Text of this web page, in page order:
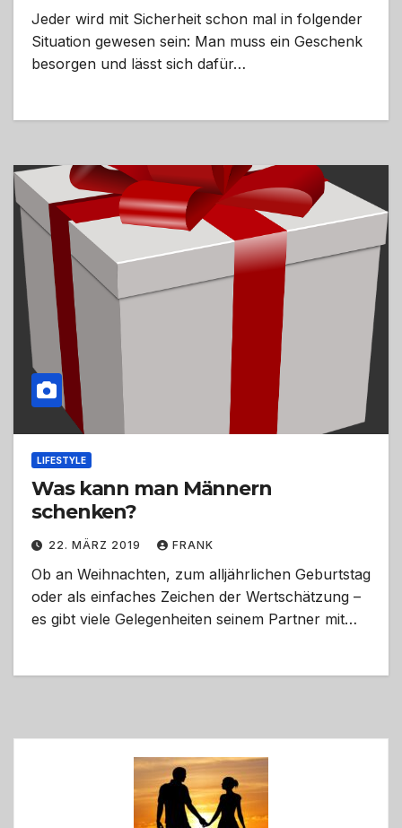
Jeder wird mit Sicherheit schon mal in folgender
Situation gewesen sein: Man muss ein Geschenk
besorgen und lässt sich dafür…
LIFESTYLE
Was kann man Männern
schenken?
22. MÄRZ 2019 FRANK
Ob an Weihnachten, zum alljährlichen Geburtstag
oder als einfaches Zeichen der Wertschätzung –
es gibt viele Gelegenheiten seinem Partner mit…